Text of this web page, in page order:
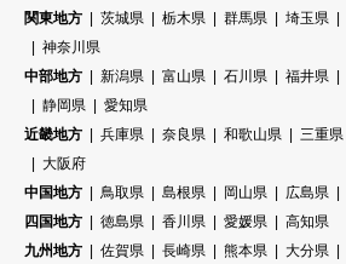
関東地方
茨城県 栃木県 群馬県 埼玉県
神奈川県
中部地方
新潟県 富山県 石川県 福井県
静岡県
愛知県
近畿地方
兵庫県 奈良県 和歌山県 三重県
大阪府
中国地方
鳥取県 島根県 岡山県 広島県
四国地方
徳島県 香川県 愛媛県
高知県
九州地方
佐賀県 長崎県 熊本県 大分県